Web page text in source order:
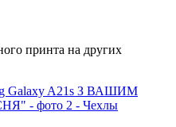
принта на других